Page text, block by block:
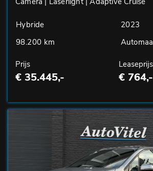
Hybride
2023
98.200 km
Prijs
€ 35.445,- €